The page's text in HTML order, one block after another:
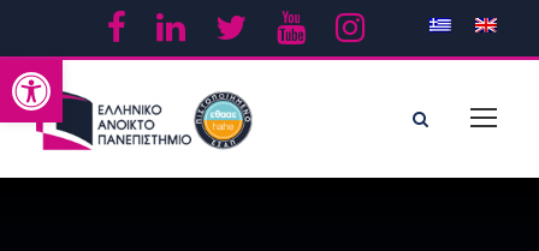
Ανοίξτε τη γραμμή εργαλείων